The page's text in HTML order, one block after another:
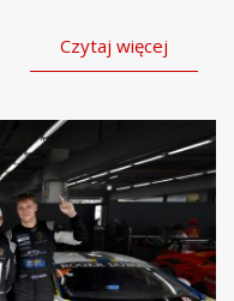
Czytaj więcej